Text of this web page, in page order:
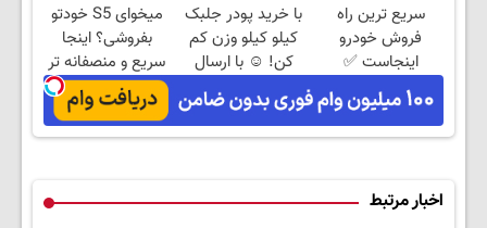
سریع ترین راه
فروش خودرو
اینجاست ✅
با خرید پودر جلبک
کیلو کیلو وزن کم
کن! ☺ با ارسال
میخوای S5 خودتو
بفروشی؟ اینجا
سریع و منصفانه تر
بفروش
اخبار مرتبط